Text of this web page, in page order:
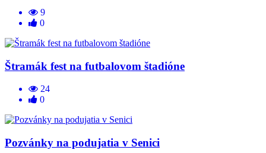
9
0
Štramák fest na futbalovom štadióne
24
0
Pozvánky na podujatia v Senici